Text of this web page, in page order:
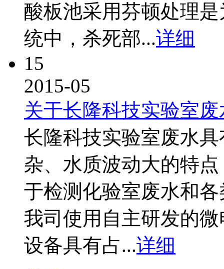
酸板池采用芬顿处理
统中，杀死部...详细
15
2015-05
关于长隆科技实验室
长隆科技实验室废水
杂、水质波动大的特
于检测化验室废水和
我司使用自主研发的
设备具有占...详细